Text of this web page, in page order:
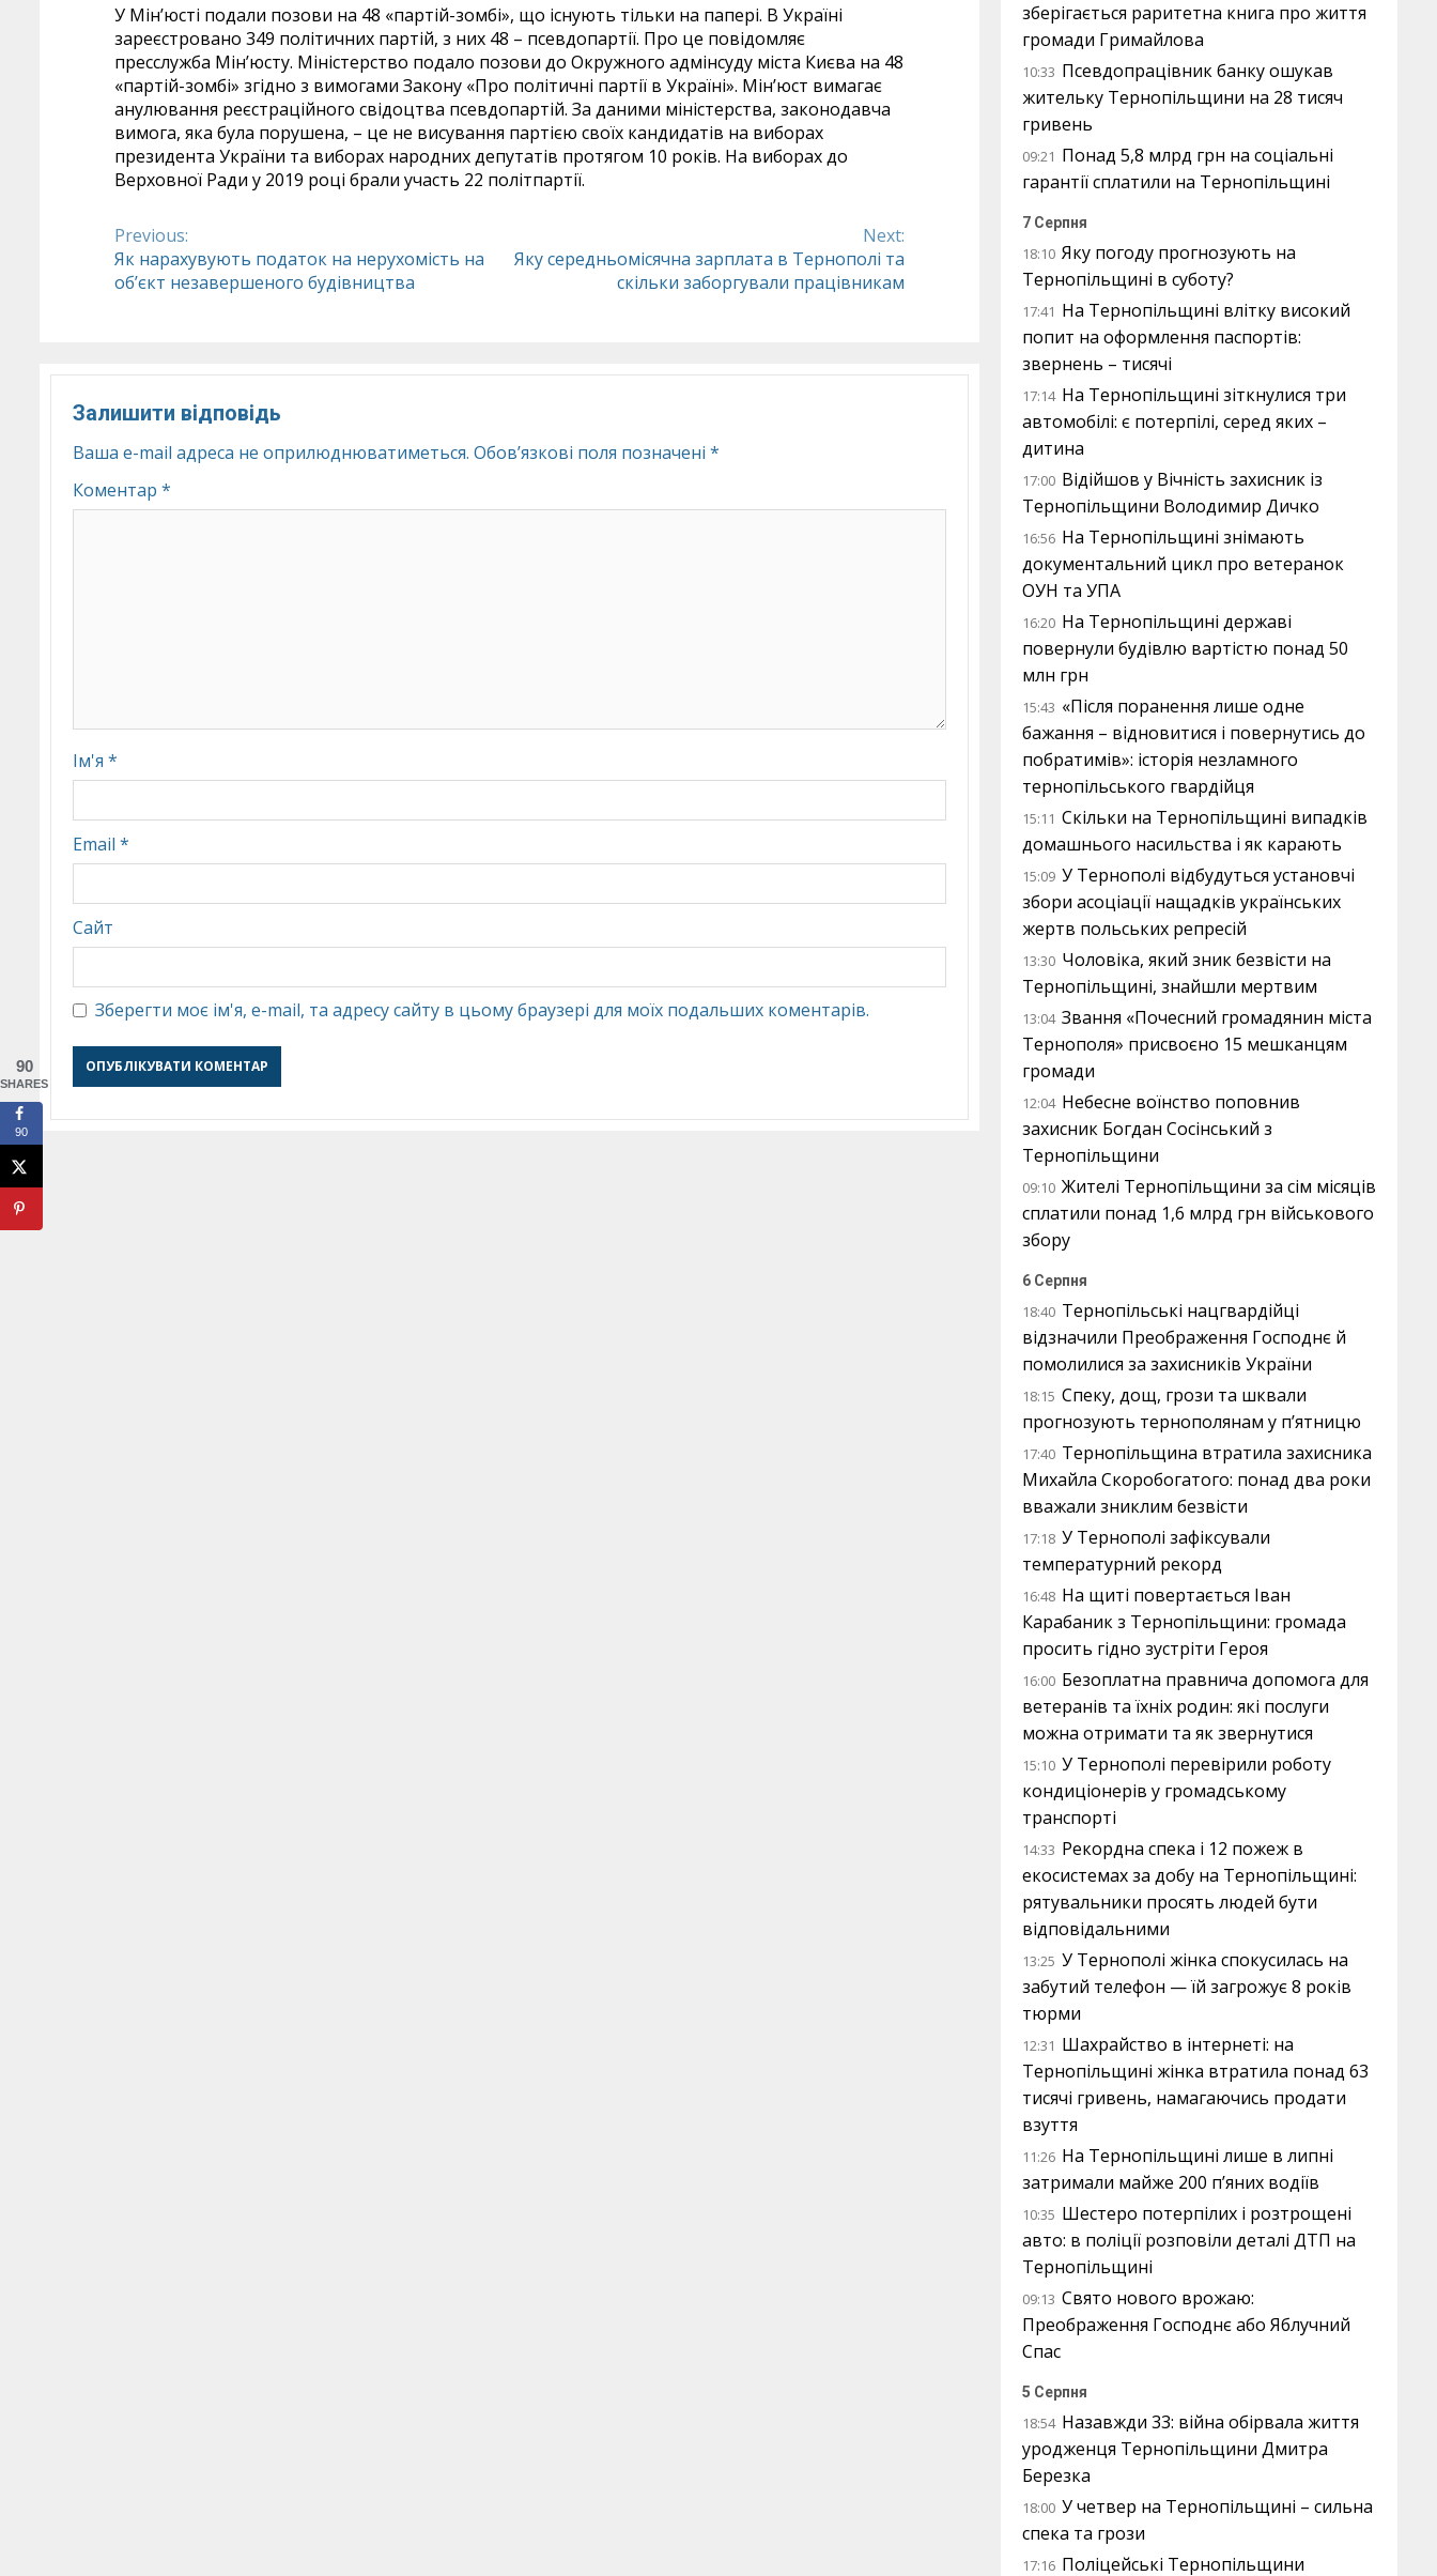
У Мін’юсті подали позови на 48 «партій-зомбі», що існують тільки на папері. В Україні
зареєстровано 349 політичних партій, з них 48 – псевдопартії. Про це повідомляє
пресслужба Мін’юсту. Міністерство подало позови до Окружного адмінсуду міста Києва на 48
«партій-зомбі» згідно з вимогами Закону «Про політичні партії в Україні». Мін’юст вимагає
анулювання реєстраційного свідоцтва псевдопартій. За даними міністерства, законодавча
вимога, яка була порушена, – це не висування партією своїх кандидатів на виборах
президента України та виборах народних депутатів протягом 10 років. На виборах до
Верховної Ради у 2019 році брали участь 22 політпартії.
Continue
Reading
Previous:
Як нарахувують податок на нерухомість на
об’єкт незавершеного будівництва
Next:
Яку середньомісячна зарплата в Тернополі та
скільки заборгували працівникам
Залишити відповідь
Ваша e-mail адреса не оприлюднюватиметься. Обов’язкові поля позначені *
Коментар *
Ім'я *
Email *
Сайт
Зберегти моє ім'я, e-mail, та адресу сайту в цьому браузері для моїх подальших коментарів.
зберігається раритетна книга про життя
громади Гримайлова
10:33 Псевдопрацівник банку ошукав
жительку Тернопільщини на 28 тисяч
гривень
09:21 Понад 5,8 млрд грн на соціальні
гарантії сплатили на Тернопільщині
7 Серпня
18:10 Яку погоду прогнозують на
Тернопільщині в суботу?
17:41 На Тернопільщині влітку високий
попит на оформлення паспортів:
звернень – тисячі
17:14 На Тернопільщині зіткнулися три
автомобілі: є потерпілі, серед яких –
дитина
17:00 Відійшов у Вічність захисник із
Тернопільщини Володимир Дичко
16:56 На Тернопільщині знімають
документальний цикл про ветеранок
ОУН та УПА
16:20 На Тернопільщині державі
повернули будівлю вартістю понад 50
млн грн
15:43 «Після поранення лише одне
бажання – відновитися і повернутись до
побратимів»: історія незламного
тернопільського гвардійця
15:11 Скільки на Тернопільщині випадків
домашнього насильства і як карають
15:09 У Тернополі відбудуться установчі
збори асоціації нащадків українських
жертв польських репресій
13:30 Чоловіка, який зник безвісти на
Тернопільщині, знайшли мертвим
13:04 Звання «Почесний громадянин міста
Тернополя» присвоєно 15 мешканцям
громади
12:04 Небесне воїнство поповнив
захисник Богдан Сосінський з
Тернопільщини
09:10 Жителі Тернопільщини за сім місяців
сплатили понад 1,6 млрд грн військового
збору
6 Серпня
18:40 Тернопільські нацгвардійці
відзначили Преображення Господнє й
помолилися за захисників України
18:15 Спеку, дощ, грози та шквали
прогнозують тернополянам у п’ятницю
17:40 Тернопільщина втратила захисника
Михайла Скоробогатого: понад два роки
вважали зниклим безвісти
17:18 У Тернополі зафіксували
температурний рекорд
16:48 На щиті повертається Іван
Карабаник з Тернопільщини: громада
просить гідно зустріти Героя
16:00 Безоплатна правнича допомога для
ветеранів та їхніх родин: які послуги
можна отримати та як звернутися
15:10 У Тернополі перевірили роботу
кондиціонерів у громадському
транспорті
14:33 Рекордна спека і 12 пожеж в
екосистемах за добу на Тернопільщині:
рятувальники просять людей бути
відповідальними
13:25 У Тернополі жінка спокусилась на
забутий телефон — їй загрожує 8 років
тюрми
12:31 Шахрайство в інтернеті: на
Тернопільщині жінка втратила понад 63
тисячі гривень, намагаючись продати
взуття
11:26 На Тернопільщині лише в липні
затримали майже 200 п’яних водіїв
10:35 Шестеро потерпілих і розтрощені
авто: в поліції розповіли деталі ДТП на
Тернопільщині
09:13 Свято нового врожаю:
Преображення Господнє або Яблучний
Спас
5 Серпня
18:54 Назавжди 33: війна обірвала життя
уродженця Тернопільщини Дмитра
Березка
18:00 У четвер на Тернопільщині – сильна
спека та грози
17:16 Поліцейські Тернопільщини
90
SHARES
90